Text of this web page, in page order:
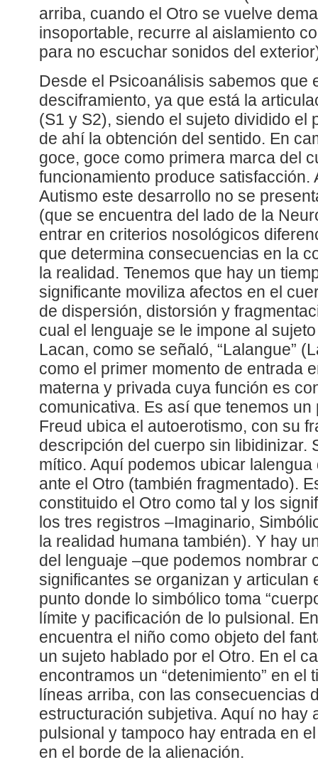
arriba, cuando el Otro se vuelve
insoportable, recurre al aislamiento
para no escuchar sonidos del
Desde el Psicoanálisis sabemos que
desciframiento, ya que está la
(S1 y S2), siendo el sujeto dividido el
de ahí la obtención del sentido. En
goce, goce como primera marca del
funcionamiento produce satisfacción.
Autismo este desarrollo no se
(que se encuentra del lado de la
entrar en criterios nosológicos
que determina consecuencias en la
la realidad. Tenemos que hay un
significante moviliza afectos en el
de dispersión, distorsión y
cual el lenguaje se le impone al
Lacan, como se señaló, “Lalangue”
como el primer momento de entrada
materna y privada cuya función es
comunicativa. Es así que tenemos
Freud ubica el autoerotismo, con su
descripción del cuerpo sin libidinizar.
mítico. Aquí podemos ubicar
ante el Otro (también fragmentado).
constituido el Otro como tal y los
los tres registros –Imaginario,
la realidad humana también). Y hay
del lenguaje –que podemos nombrar
significantes se organizan y articulan
punto donde lo simbólico toma
límite y pacificación de lo pulsional.
encuentra el niño como objeto del
un sujeto hablado por el Otro. En el
encontramos un “detenimiento” en el
líneas arriba, con las consecuencias
estructuración subjetiva. Aquí no hay
pulsional y tampoco hay entrada en
en el borde de la alienación.